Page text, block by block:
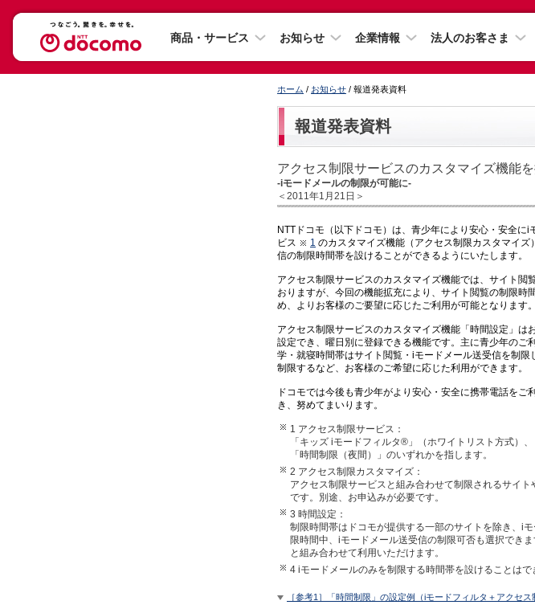
商品・サービス お知らせ 企業情報 法人のお客さま
ホーム / お知らせ / 報道発表資料
報道発表資料
アクセス制限サービスのカスタマイズ機能
-iモードメールの制限が可能に-
＜2011年1月21日＞
NTTドコモ（以下ドコモ）は、青少年により安心・安全
ビス
1 のカスタマイズ機能（アクセス制限カスタマイズ）
信の制限時間帯を設けることができるようにいたします。
アクセス制限サービスのカスタマイズ機能では、サイト閲
おりますが、今回の機能拡充により、サイト閲覧の制限時
め、よりお客様のご要望に応じたご利用が可能となります。
アクセス制限サービスのカスタマイズ機能「時間設定」
設定でき、曜日別に登録できる機能です。主に青少年のご
学・就寝時間帯はサイト閲覧・iモードメール送受信を制
制限するなど、お客様のご希望に応じた利用ができます。
ドコモでは今後も青少年がより安心・安全に携帯電話を
き、努めてまいります。
1 アクセス制限サービス：
「キッズ iモードフィルタ®」（ホワイトリスト方式）
「時間制限（夜間）」のいずれかを指します。
2 アクセス制限カスタマイズ：
アクセス制限サービスと組み合わせて制限されるサイ
です。別途、お申込みが必要です。
3 時間設定：
制限時間帯はドコモが提供する一部のサイトを除き、i
限時間中、iモードメール送受信の制限可否も選択でき
と組み合わせて利用いただけます。
4 iモードメールのみを制限する時間帯を設けることはで
［参考1］「時間制限」の設定例（iモードフィルタ＋アクセス